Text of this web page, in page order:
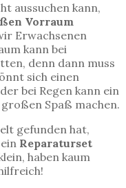
aussuchen kann,
Vorraum
Erwachsenen
kann bei
denn dann muss
sich einen
bei Regen kann ein
Spaß machen.
gefunden hat,
Reparaturset
haben kaum